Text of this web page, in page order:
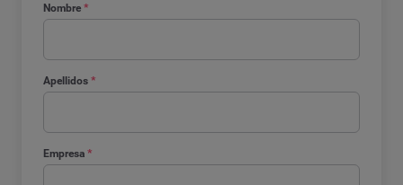
Nombre *
Apellidos *
Empresa *